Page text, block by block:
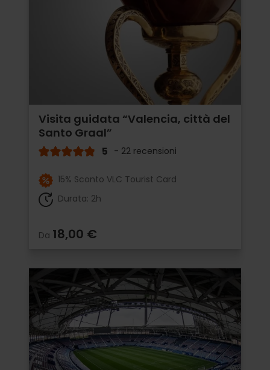
Visita guidata “Valencia, città del
Santo Graal”
5 - 22 recensioni
15% Sconto VLC Tourist Card
Durata: 2h
Da 18,00 €